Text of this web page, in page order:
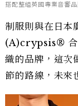
搭配整組英國專業音響
制服則與在日本
(A)crypsis® 合
織的品牌，這次
節的路線，未來